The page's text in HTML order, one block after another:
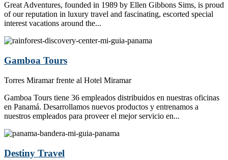
Great Adventures, founded in 1989 by Ellen Gibbons Sims, is proud
of our reputation in luxury travel and fascinating, escorted special
interest vacations around the...
Gamboa Tours
Torres Miramar frente al Hotel Miramar
Gamboa Tours tiene 36 empleados distribuidos en nuestras oficinas
en Panamá. Desarrollamos nuevos productos y entrenamos a
nuestros empleados para proveer el mejor servicio en...
Destiny Travel